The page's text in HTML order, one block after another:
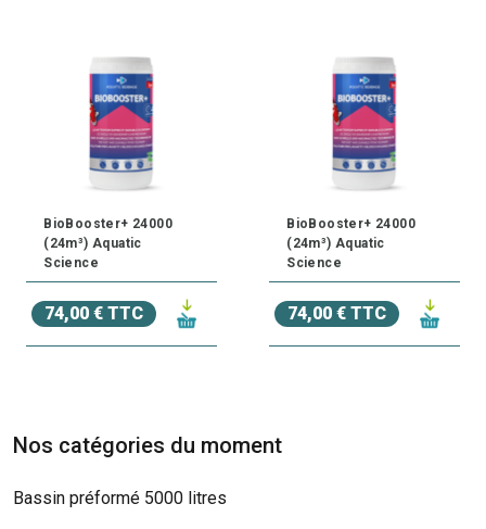
BioBooster+ 24000
(24m³) Aquatic
Science
74,00 € TTC
BioBooster+ 24000
(24m³) Aquatic
Science
74,00 € TTC
Nos catégories du moment
Bassin préformé 5000 litres